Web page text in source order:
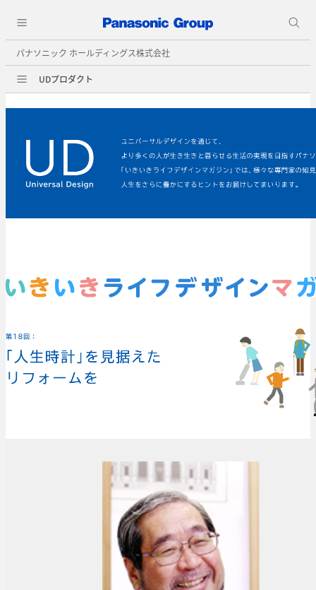
パナソニック ホールディングス株式会社
UDプロダクト